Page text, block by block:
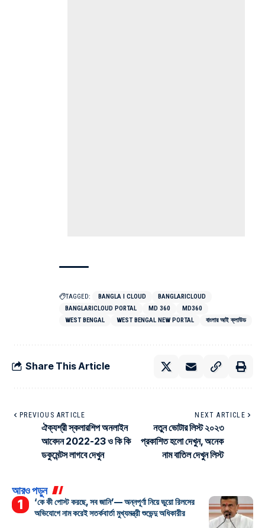
TAGGED: BANGLA I CLOUD
BANGLARICLOUD
BANGLARICLOUD PORTAL
MD 360
MD360
WEST BENGAL
WEST BENGAL NEW PORTAL বাংলার আই ক্লাউড
Share This Article
PREVIOUS ARTICLE
ঐক্যশ্রী স্কলারশিপ অনলাইন
আবেদন 2022-23 ও কি কি
ডকুমেন্টস লাগবে দেখুন
NEXT ARTICLE
নতুন ভোটার লিস্ট ২০২৩
প্রকাশিত হলো দেখুন, অনেক
নাম বাতিল দেখুন লিস্ট
আরও পড়ুন
‘কে কী পোস্ট করছে, সব জানি’— অন্নপূর্ণা নিয়ে ভুয়ো রিলসের
অভিযোগে নাম করেই সতর্কবার্তা মুখ্যমন্ত্রী শুভেন্দু অধিকারীর